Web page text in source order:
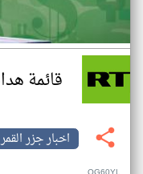
قائمة
اخبار جزر القمر